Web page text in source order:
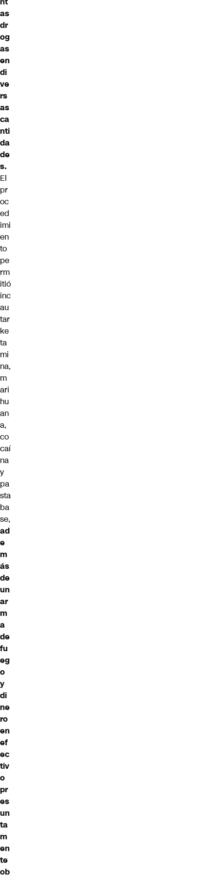
as
dr
og
as
en
di
ve
rs
as
ca
nti
da
de
s.
El
pr
oc
ed
imi
en
to
pe
rm
itió
inc
au
tar
ke
ta
mi
na,
m
ari
hu
an
a,
co
caí
na
y
pa
sta
ba
se,
ad
e
m
ás
de
un
ar
m
a
de
fu
eg
o
y
di
ne
ro
en
ef
ec
tiv
o
pr
es
un
ta
m
en
te
ob